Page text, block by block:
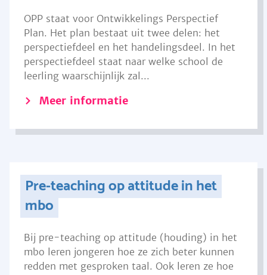
OPP staat voor Ontwikkelings Perspectief
Plan. Het plan bestaat uit twee delen: het
perspectiefdeel en het handelingsdeel. In het
perspectiefdeel staat naar welke school de
leerling waarschijnlijk zal...
Meer informatie
Pre-teaching op attitude in het
mbo
Bij pre-teaching op attitude (houding) in het
mbo leren jongeren hoe ze zich beter kunnen
redden met gesproken taal. Ook leren ze hoe